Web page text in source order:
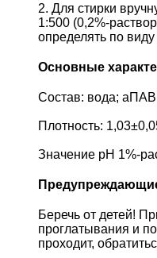
2. Для стирки
1:500 (0,2%-
определять по
Основные
Состав: вода;
Плотность:
Значение pH 1%-
Беречь от детей!
проглатывания и
проходит,